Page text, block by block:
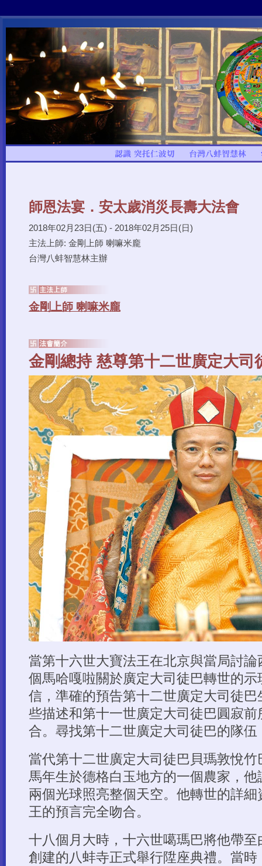
師恩法宴．安太歲消災長壽大法會
2018年02月23日(五) - 2018年02月25日(日)
主法上師: 金剛上師 喇嘛米龐
台灣八蚌智慧林主辦